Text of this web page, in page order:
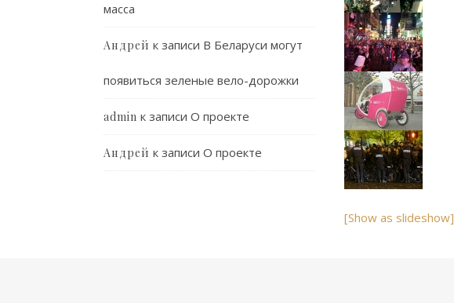
масса
Андрей к записи В Беларуси могут
появиться зеленые вело-дорожки
admin к записи О проекте
Андрей к записи О проекте
[Show as slideshow]